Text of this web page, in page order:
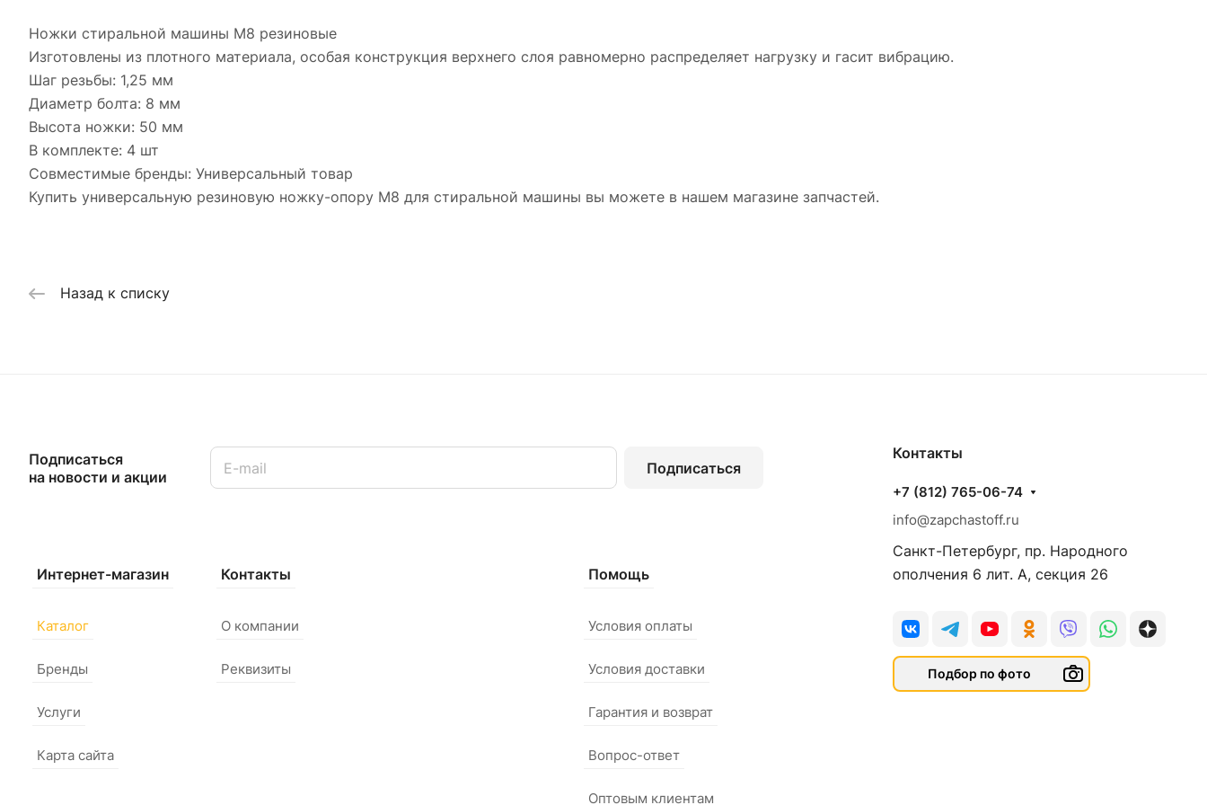
Ножки стиральной машины M8 резиновые
Изготовлены из плотного материала, особая конструкция верхнего слоя равномерно распределяет нагрузку и гасит вибрацию.
Шаг резьбы: 1,25 мм
Диаметр болта: 8 мм
Высота ножки: 50 мм
В комплекте: 4 шт
Совместимые бренды: Универсальный товар
Купить универсальную резиновую ножку-опору М8 для стиральной машины вы можете в нашем магазине запчастей.
Назад к списку
Подписаться
на новости и акции
Подписаться
Интернет-магазин
Каталог
Бренды
Услуги
Карта сайта
Контакты
О компании
Реквизиты
Помощь
Условия оплаты
Условия доставки
Гарантия и возврат
Вопрос-ответ
Оптовым клиентам
Контакты
+7 (812) 765-06-74
info@zapchastoff.ru
Санкт-Петербург, пр. Народного
ополчения 6 лит. А, секция 26
Подбор по фото